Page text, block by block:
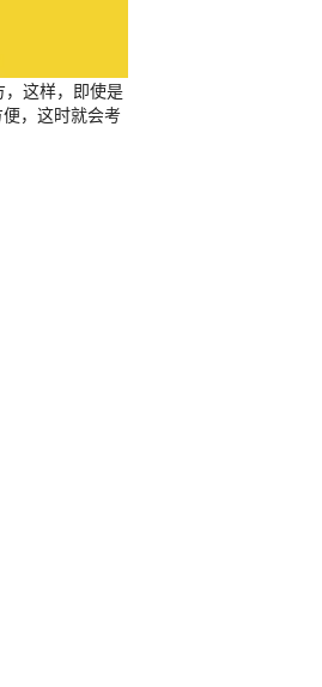
这样，即使是
，这时就会考